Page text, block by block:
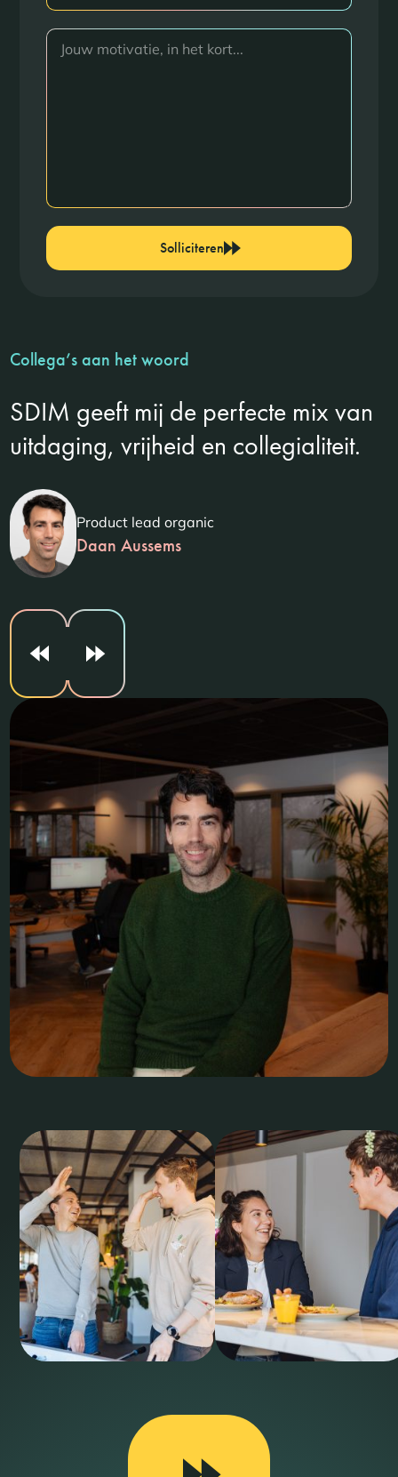
Solliciteren
Collega’s aan het woord
SDIM geeft mij de perfecte mix van
uitdaging, vrijheid en collegialiteit.
Product lead organic
Daan Aussems